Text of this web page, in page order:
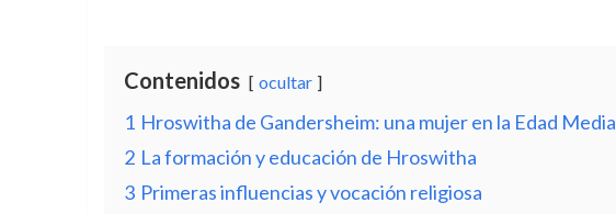
Contenidos ocultar
1 Hroswitha de Gandersheim: una mujer en la Edad Media
2 La formación y educación de Hroswitha
3 Primeras influencias y vocación religiosa